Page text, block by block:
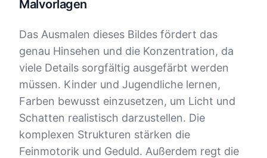
Malvorlagen
Das Ausmalen dieses Bildes fördert das
genau Hinsehen und die Konzentration, da
viele Details sorgfältig ausgefärbt werden
müssen. Kinder und Jugendliche lernen,
Farben bewusst einzusetzen, um Licht und
Schatten realistisch darzustellen. Die
komplexen Strukturen stärken die
Feinmotorik und Geduld. Außerdem regt die